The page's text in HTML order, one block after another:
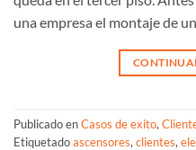
una empresa el montaje de
Publicado enCasos de exito,
Etiquetadoascensores, clientes,